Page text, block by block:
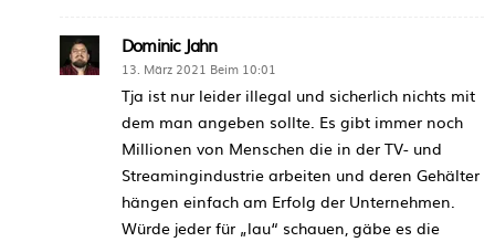
Dominic Jahn
13. März 2021 Beim 10:01
Tja ist nur leider illegal und sicherlich nichts mit
dem man angeben sollte. Es gibt immer noch
Millionen von Menschen die in der TV- und
Streamingindustrie arbeiten und deren Gehälter
hängen einfach am Erfolg der Unternehmen.
Würde jeder für „lau“ schauen, gäbe es die